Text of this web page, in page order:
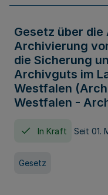
Gesetz über
Archivierung
die Sicherung
Archivguts im
Westfalen
Westfalen -
In Kraft Seit 01.
Gesetz